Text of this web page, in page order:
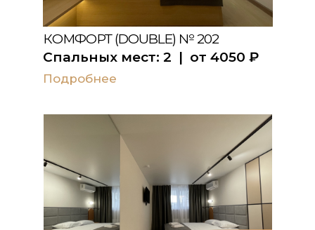
КОМФОРТ (DOUBLE) № 202
Спальных мест: 2 | от 4050 ₽
Подробнее